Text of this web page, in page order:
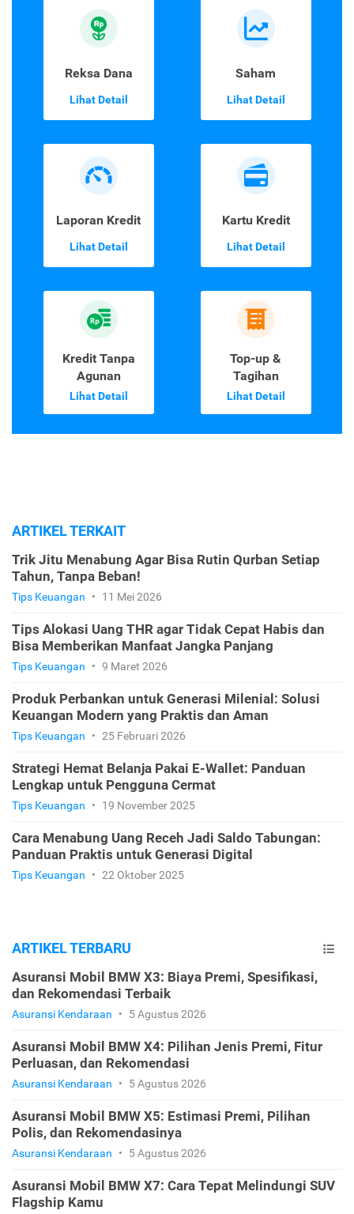
Reksa Dana
Lihat Detail
Saham
Lihat Detail
Laporan Kredit
Lihat Detail
Kartu Kredit
Lihat Detail
Kredit Tanpa
Agunan
Lihat Detail
Top-up &
Tagihan
Lihat Detail
ARTIKEL TERKAIT
Trik Jitu Menabung Agar Bisa Rutin Qurban Setiap
Tahun, Tanpa Beban!
Tips Keuangan • 11 Mei 2026
Tips Alokasi Uang THR agar Tidak Cepat Habis dan
Bisa Memberikan Manfaat Jangka Panjang
Tips Keuangan • 9 Maret 2026
Produk Perbankan untuk Generasi Milenial: Solusi
Keuangan Modern yang Praktis dan Aman
Tips Keuangan • 25 Februari 2026
Strategi Hemat Belanja Pakai E-Wallet: Panduan
Lengkap untuk Pengguna Cermat
Tips Keuangan • 19 November 2025
Cara Menabung Uang Receh Jadi Saldo Tabungan:
Panduan Praktis untuk Generasi Digital
Tips Keuangan • 22 Oktober 2025
ARTIKEL TERBARU
Asuransi Mobil BMW X3: Biaya Premi, Spesifikasi,
dan Rekomendasi Terbaik
Asuransi Kendaraan • 5 Agustus 2026
Asuransi Mobil BMW X4: Pilihan Jenis Premi, Fitur
Perluasan, dan Rekomendasi
Asuransi Kendaraan • 5 Agustus 2026
Asuransi Mobil BMW X5: Estimasi Premi, Pilihan
Polis, dan Rekomendasinya
Asuransi Kendaraan • 5 Agustus 2026
Asuransi Mobil BMW X7: Cara Tepat Melindungi SUV
Flagship Kamu